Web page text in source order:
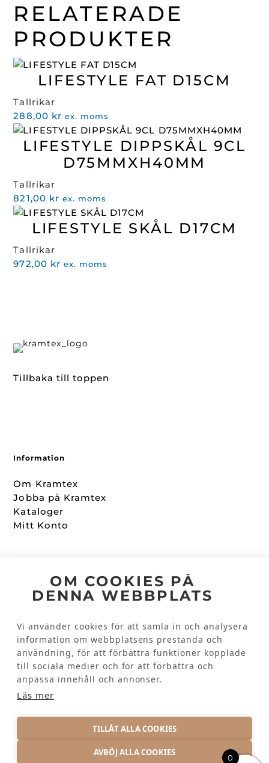
OM COOKIES PÅ
DENNA WEBBPLATS
Vi använder cookies för att samla in och analysera
information om webbplatsens prestanda och
användning, för att förbättra funktioner kopplade
till sociala medier och för att förbättra och
anpassa innehåll och annonser.
Läs mer
TILLÅT ALLA COOKIES
AVBÖJ ALLA COOKIES
RELATERADE
PRODUKTER
LIFESTYLE FAT D15CM
Tallrikar
288,00 kr ex. moms
LIFESTYLE DIPPSKÅL 9CL
D75MMXH40MM
Tallrikar
821,00 kr ex. moms
LIFESTYLE SKÅL D17CM
Tallrikar
972,00 kr ex. moms
Tillbaka till toppen
Information
Om Kramtex
Jobba på Kramtex
Kataloger
Mitt Konto
Facebook
Kundinformation
Kontakta oss
Vanliga frågor
INTEGRITETSPOLICY 0